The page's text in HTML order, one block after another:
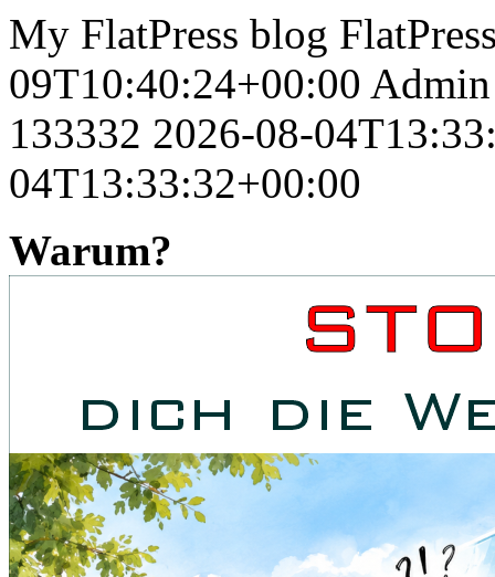
My FlatPress blog
09T10:40:24+00:00 Admin
133332 2026-08-
04T13:33:32+00:00
Warum?